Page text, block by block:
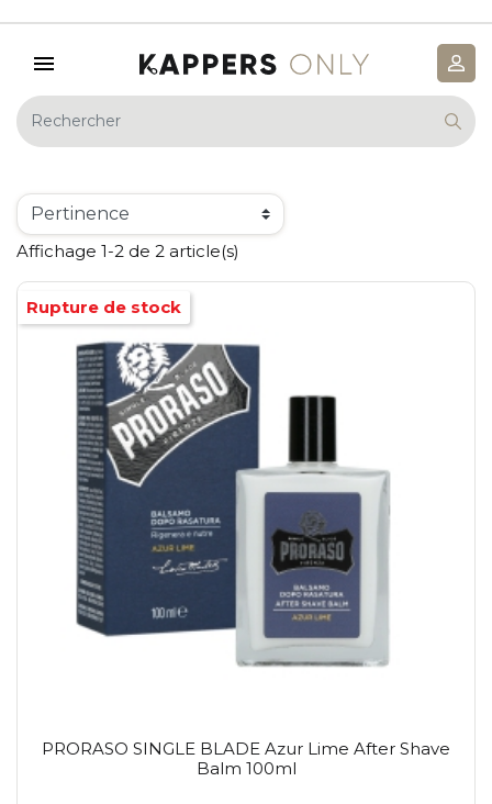
Affichage 1-2 de 2 article(s)
PRORASO SINGLE BLADE Azur Lime After Shave
Balm 100ml
Rupture de stock